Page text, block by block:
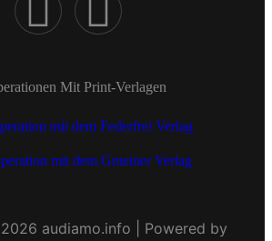
Mit Print-Verlagen
audiamo.info | Powered by